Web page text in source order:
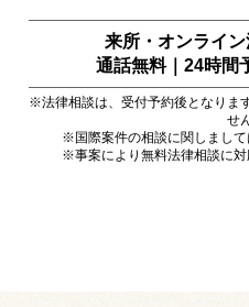
来所・オンライ
通話無料｜24時間
※法律相談は、受付予約後となりま
せ
※国際案件の相談に関しまして
※事案により無料法律相談に対